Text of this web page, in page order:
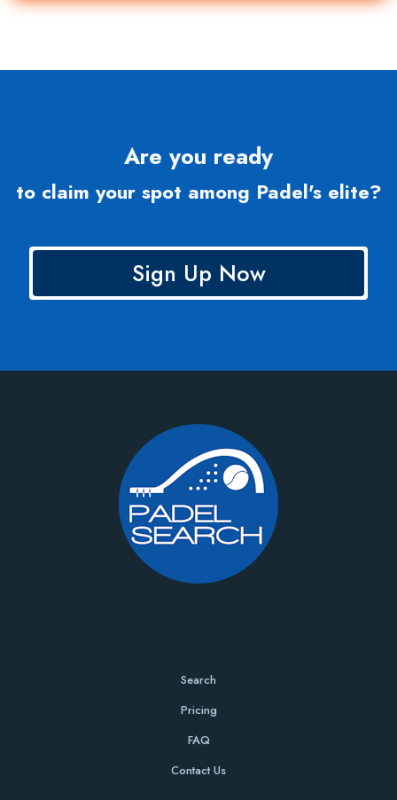
Are you ready
to claim your spot among Padel's elite?
Sign Up Now
Search
Pricing
FAQ
Contact Us